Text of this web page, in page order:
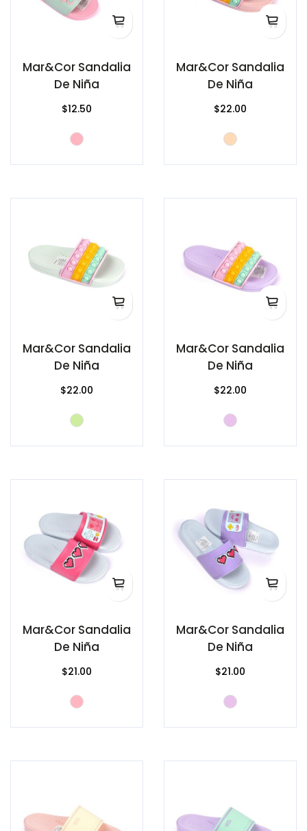
Mar&Cor Sandalia
De Niña
$12.50
Mar&Cor Sandalia
De Niña
$22.00
Mar&Cor Sandalia
De Niña
$22.00
Mar&Cor Sandalia
De Niña
$22.00
Mar&Cor Sandalia
De Niña
$21.00
Mar&Cor Sandalia
De Niña
$21.00